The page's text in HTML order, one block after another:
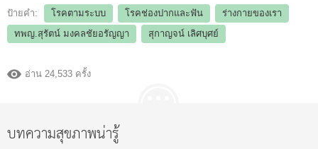
ป้ายคำ: โรคตามระบบ โรคช่องปากและฟัน
ร่างกายของเรา
ทพญ.สุรัตน์ มงคลชัยอรัญญา
สุกาญจน์ เลิศบุศย์
อ่าน 24,533 ครั้ง
บทความสุขภาพน่ารู้